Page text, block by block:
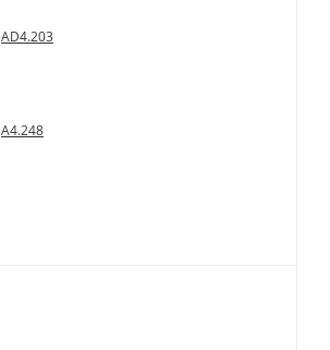
AD4.203
A4.248